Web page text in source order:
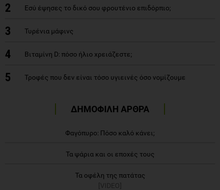
2 Εσύ έψησες το δικό σου φρουτένιο επιδόρπιο;
3 Τυρένια μάφινς
4 Βιταμίνη D: πόσο ήλιο χρειάζεστε;
5 Τροφές που δεν είναι τόσο υγιεινές όσο νομίζουμε
ΔΗΜΟΦΙΛΗ ΑΡΘΡΑ
Φαγόπυρο: Πόσο καλό κάνει;
Τα ψάρια και οι εποχές τους
Τα οφέλη της πατάτας
[VIDEO]